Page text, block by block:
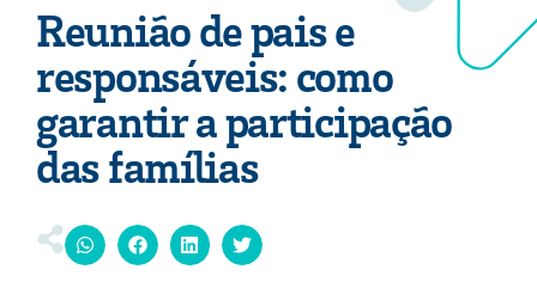
Reunião de pais e
responsáveis: como
garantir a participação
das famílias